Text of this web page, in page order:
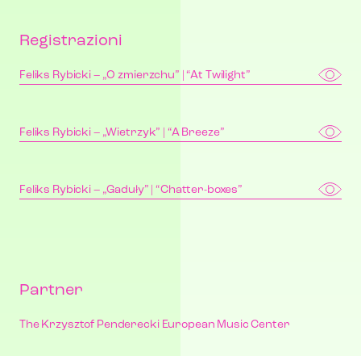
Registrazioni
Feliks Rybicki – „O zmierzchu” | “At Twilight”
Feliks Rybicki – „Wietrzyk” | “A Breeze”
Feliks Rybicki – „Gaduły” | “Chatter-boxes”
Partner
The Krzysztof Penderecki European Music Center